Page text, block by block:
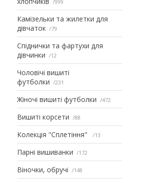
999
Камізельки та жилетки для
дівчаток
79
Спіднички та фартухи для
дівчинки
12
Чоловічі вишиті
футболки
231
Жіночі вишиті футболки 472
Вишиті корсети 88
Колекція "Сплетіння" 13
Парні вишиванки 172
Віночки, обручі 148